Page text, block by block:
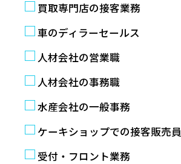
買取専門店の接客業務
車のディラーセールス
人材会社の営業職
人材会社の事務職
水産会社の一般事務
ケーキショップでの接客販売員
受付・フロント業務